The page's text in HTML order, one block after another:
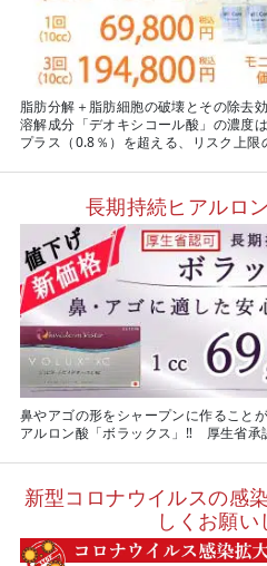
脂肪分解＋脂肪細胞の破壊とその除去
溶解成分「デオキシコール酸」の濃度
プラス（0.8％）を超える、リスク上限
長期持続ヒアルロ
鼻やアゴの形をシャープンに作ること
アルロン酸「ボラックス」‼ 厚生省承
新型コロナウイルスの感
しくお願い